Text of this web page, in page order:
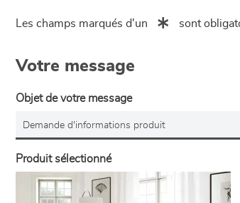
Les champs marqués d'un sont
Votre message
Objet de votre message
Produit sélectionné